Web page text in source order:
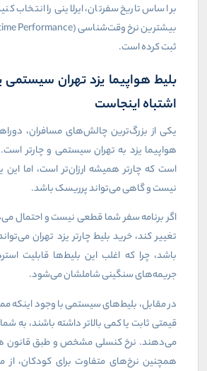
بر اساس تاریخ سفرتان، ایرلاینی را انتخاب
بیشترین نرخ وقت‌شناسی (Performance
ثبت کرده است.
بلیط هواپیما یزد تهران سیستمی
اشتباه اینجاست
یکی از بزرگ‌ترین چالش‌های مسافران،
هواپیما یزد به تهران سیستمی و چارتر
است که چارتر همیشه ارزان‌تر است، اما
نیست و گاهی می‌تواند پرریسک باشد.
اگر برنامه سفر شما قطعی نیست و احتمال
تغییر کند، خرید بلیط چارتر یزد تهران
باشد، چرا که اغلب این بلیط‌ها قابلیت
جریمه‌های سنگینی شاملشان می‌شود.
در مقابل، بلیط‌های سیستمی با وجود اینکه
قیمتی ثابت یا کمی بالاتر داشته باشند، به
می‌دهند. نرخ کنسلی مشخص و طبق قانون
همچنین نرخ‌های متفاوت برای کودکان، از